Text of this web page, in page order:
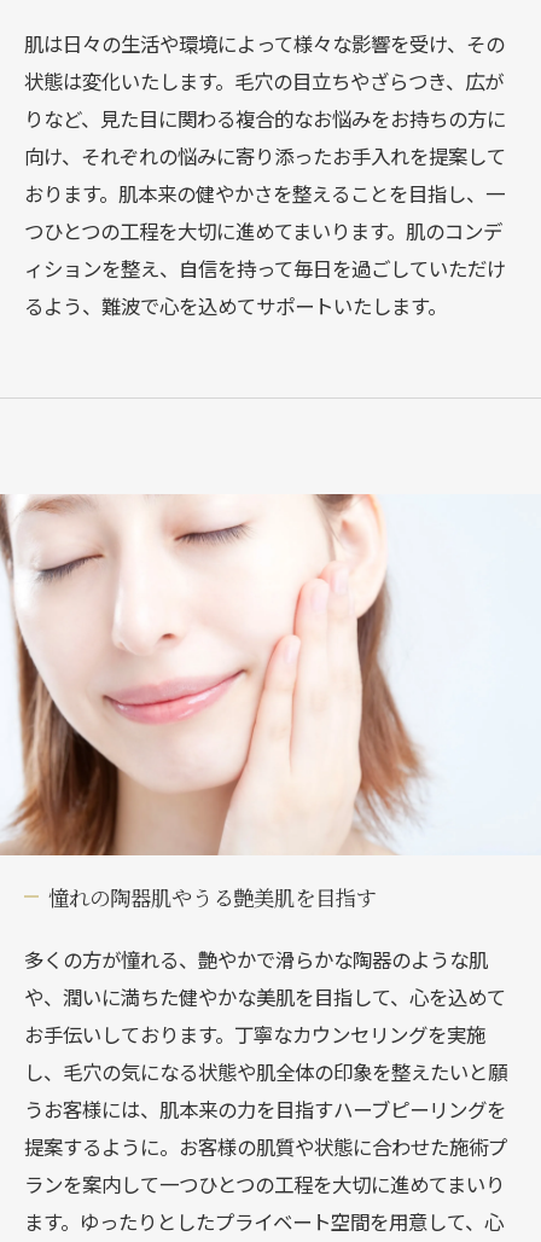
肌は日々の生活や環境によって様々な影響を受け、その
状態は変化いたします。毛穴の目立ちやざらつき、広が
りなど、見た目に関わる複合的なお悩みをお持ちの方に
向け、それぞれの悩みに寄り添ったお手入れを提案して
おります。肌本来の健やかさを整えることを目指し、一
つひとつの工程を大切に進めてまいります。肌のコンデ
ィションを整え、自信を持って毎日を過ごしていただけ
るよう、難波で心を込めてサポートいたします。
憧れの陶器肌やうる艶美肌を目指す
多くの方が憧れる、艶やかで滑らかな陶器のような肌
や、潤いに満ちた健やかな美肌を目指して、心を込めて
お手伝いしております。丁寧なカウンセリングを実施
し、毛穴の気になる状態や肌全体の印象を整えたいと願
うお客様には、肌本来の力を目指すハーブピーリングを
提案するように。お客様の肌質や状態に合わせた施術プ
ランを案内して一つひとつの工程を大切に進めてまいり
ます。ゆったりとしたプライベート空間を用意して、心